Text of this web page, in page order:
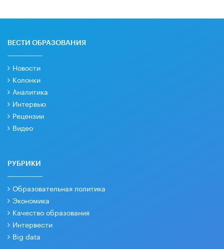
ВЕСТИ ОБРАЗОВАНИЯ
Новости
Колонки
Аналитика
Интервью
Рецензии
Видео
РУБРИКИ
Образовательная политика
Экономика
Качество образования
Интервести
Big data